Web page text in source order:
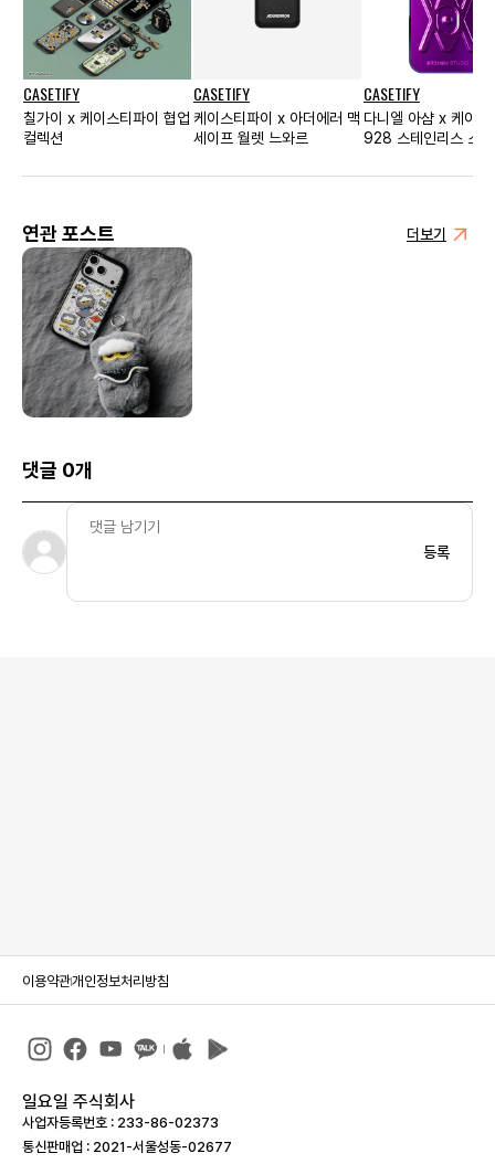
CASETIFY
칠가이 x 케이스티파이 협업
컬렉션
CASETIFY
케이스티파이 x 아더에러 맥
세이프 월렛 느와르
CASETIFY
다니엘 아샴 x 케이스
928 스테인리스 스
연관 포스트 더보기
댓글 0개
등록
이용약관개인정보처리방침
일요일 주식회사
사업자등록번호 : 233-86-023­73
통신판매업 : 2021-서울성동-02677